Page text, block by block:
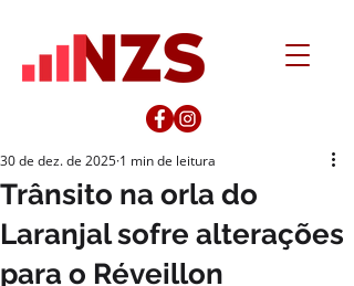
Trânsito na orla do
Laranjal sofre alterações
para o Réveillon
30 de dez. de 2025 1 min de leitura